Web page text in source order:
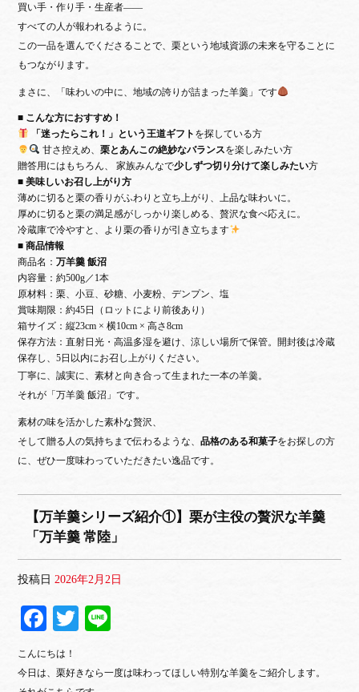
買い手・作り手・生産者——
すべての人が報われるように。
この一品を選んでくださることで、栗という地域資源の未来を守ることに
もつながります。
まさに、「味わいの中に、地域の誇りが詰まった羊羹」です
■ こんな方におすすめ！
「迷ったらこれ！」という王道ギフト を探している方
甘さ控えめ、 栗とあんこの絶妙なバランスを楽しみたい方
贈答用にはもちろん、 家族みんなで少しずつ切り分けて楽しみたい方
■ 美味しいお召し上がり方
薄めに切ると栗の香りがふわりと立ち上がり、上品な味わいに。
厚めに切ると栗の満足感がしっかり楽しめる、贅沢な食べ応えに。
冷蔵庫で冷やすと、より栗の香りが引き立ちます
■ 商品情報
商品名：万羊羹 飯沼
内容量：約500g／1本
原材料：栗、小豆、砂糖、小麦粉、デンプン、塩
賞味期限：約45日（ロットにより前後あり）
箱サイズ：縦23cm × 横10cm × 高さ8cm
保存方法：直射日光・高温多湿を避け、涼しい場所で保管。開封後は冷蔵
保存し、5日以内にお召し上がりください。
丁寧に、誠実に、素材と向き合って生まれた一本の羊羹。
それが「万羊羹 飯沼」です。
素材の味を活かした素朴な贅沢、
そして贈る人の気持ちまで伝わるような、品格のある和菓子をお探しの方
に、ぜひ一度味わっていただきたい逸品です。
【万羊羹シリーズ紹介①】栗が主役の贅沢な羊羹
「万羊羹 常陸」
投稿日 2026年2月2日
Fa
ce
bo
T
tte
こんにちは！
今日は、栗好きなら一度は味わってほしい特別な羊羹をご紹介します。